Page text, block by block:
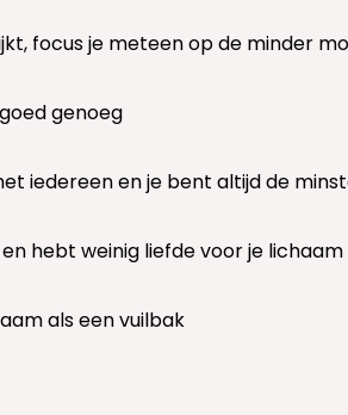
focus je meteen op de minder
genoeg
iedereen en je bent altijd de
hebt weinig liefde voor je lichaam
als een vuilbak